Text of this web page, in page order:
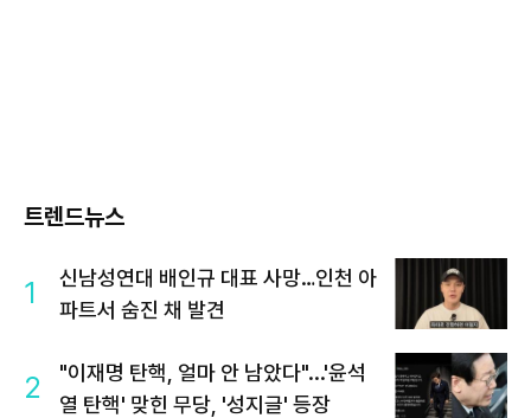
트렌드뉴스
1
신남성연대 배인규 대표 사망…인천 아
파트서 숨진 채 발견
2
"이재명 탄핵, 얼마 안 남았다"...'윤석
열 탄핵' 맞힌 무당, '성지글' 등장